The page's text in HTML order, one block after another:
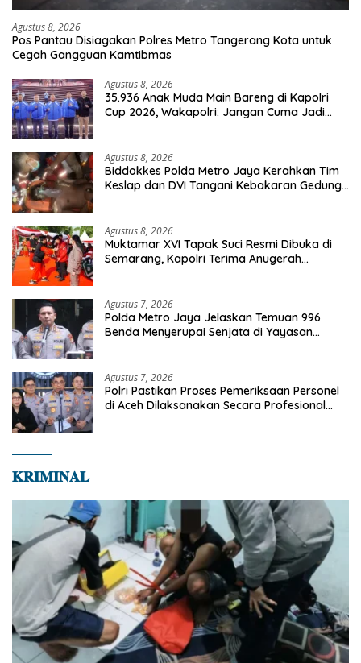
Agustus 8, 2026
Pos Pantau Disiagakan Polres Metro Tangerang Kota untuk
Cegah Gangguan Kamtibmas
Agustus 8, 2026
35.936 Anak Muda Main Bareng di Kapolri
Cup 2026, Wakapolri: Jangan Cuma Jadi
Agustus 8, 2026
Biddokkes Polda Metro Jaya Kerahkan Tim
Keslap dan DVI Tangani Kebakaran Gedung
Agustus 8, 2026
Muktamar XVI Tapak Suci Resmi Dibuka di
Semarang, Kapolri Terima Anugerah
Agustus 7, 2026
Polda Metro Jaya Jelaskan Temuan 996
Benda Menyerupai Senjata di Yayasan
Agustus 7, 2026
Polri Pastikan Proses Pemeriksaan Personel
di Aceh Dilaksanakan Secara Profesional
𝐊𝐑𝐈𝐌𝐈𝐍𝐀𝐋